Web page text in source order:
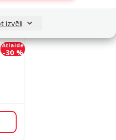
izvēli
kg
Atlaide
-30 %
grozam